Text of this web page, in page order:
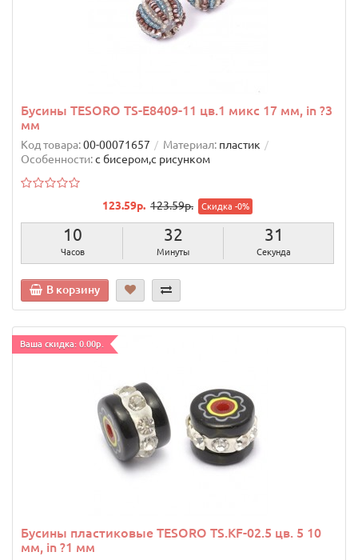
Бусины TESORO TS-E8409-11 цв.1 микс 17 мм, in ?3
мм
Код товара:00-00071657 Материал: пластик
Особенности:с бисером,с рисунком
123.59р. 123.59р. Скидка -0%
10
Часов
32
Минуты
30
Секунд
В корзину
Ваша скидка: 0.00р.
Бусины пластиковые TESORO TS.KF-02.5 цв. 5 10
мм, in ?1 мм